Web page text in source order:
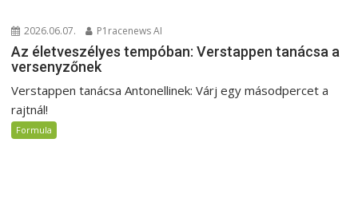
2026.06.07. P1racenews AI
Az életveszélyes tempóban: Verstappen tanácsa a
versenyzőnek
Verstappen tanácsa Antonellinek: Várj egy másodpercet a
rajtnál!
Formula